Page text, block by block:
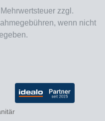
zzgl.
wenn nicht